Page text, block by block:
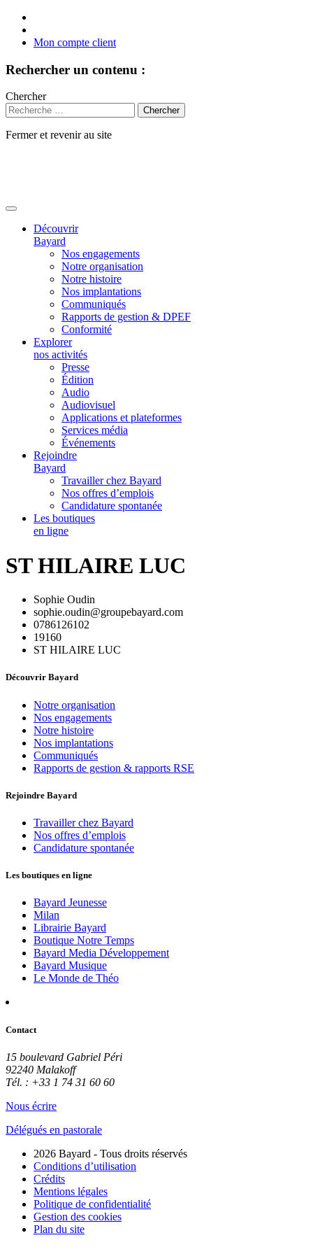
Mon compte client
Rechercher un contenu :
Chercher
Fermer et revenir au site
Découvrir
Bayard
Nos engagements
Notre organisation
Notre histoire
Nos implantations
Communiqués
Rapports de gestion & DPEF
Conformité
Explorer
nos activités
Presse
Édition
Audio
Audiovisuel
Applications et plateformes
Services média
Événements
Rejoindre
Bayard
Travailler chez Bayard
Nos offres d’emplois
Candidature spontanée
Les boutiques
en ligne
ST HILAIRE LUC
Sophie Oudin
sophie.oudin@groupebayard.com
0786126102
19160
ST HILAIRE LUC
Découvrir Bayard
Notre organisation
Nos engagements
Notre histoire
Nos implantations
Communiqués
Rapports de gestion & rapports RSE
Rejoindre Bayard
Travailler chez Bayard
Nos offres d’emplois
Candidature spontanée
Les boutiques en ligne
Bayard Jeunesse
Milan
Librairie Bayard
Boutique Notre Temps
Bayard Media Développement
Bayard Musique
Le Monde de Théo
Contact
15 boulevard Gabriel Péri
92240 Malakoff
Tél. : +33 1 74 31 60 60
Nous écrire
Délégués en pastorale
2026 Bayard - Tous droits réservés
Conditions d’utilisation
Crédits
Mentions légales
Politique de confidentialité
Gestion des cookies
Plan du site